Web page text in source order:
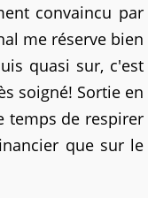
convaincu par
me réserve bien
quasi sur, c'est
soigné! Sortie en
temps de respirer
que sur le